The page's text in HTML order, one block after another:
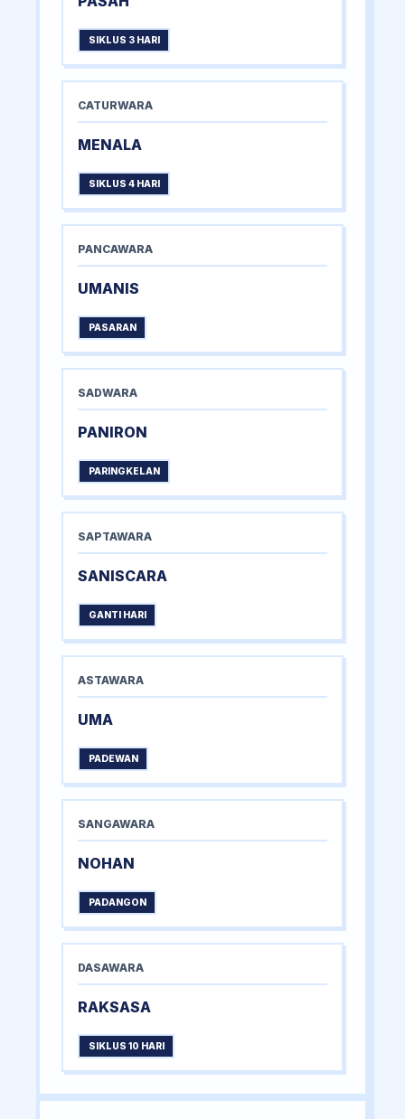
SIKLUS 3 HARI
CATURWARA
MENALA
SIKLUS 4 HARI
PANCAWARA
UMANIS
PASARAN
SADWARA
PANIRON
PARINGKELAN
SAPTAWARA
SANISCARA
GANTI HARI
ASTAWARA
UMA
PADEWAN
SANGAWARA
NOHAN
PADANGON
DASAWARA
RAKSASA
SIKLUS 10 HARI